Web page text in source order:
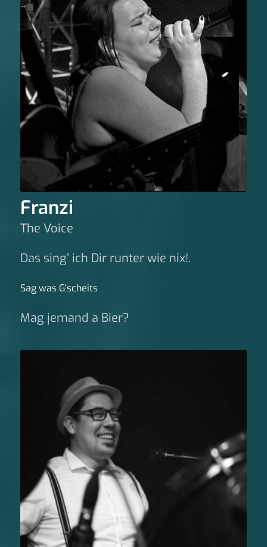
Franzi
The Voice
Das sing’ ich Dir runter wie nix!.
Sag was G‘scheits
Mag jemand a Bier?